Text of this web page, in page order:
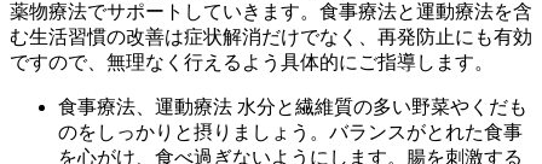
薬物療法でサポートしていきます。食事療法と運動療法を含
む生活習慣の改善は症状解消だけでなく、再発防止にも有効
ですので、無理なく行えるよう具体的にご指導します。
食事療法、運動療法 水分と繊維質の多い野菜やくだも
のをしっかりと摂りましょう。バランスがとれた食事
を心がけ、食べ過ぎないようにします。腸を刺激する